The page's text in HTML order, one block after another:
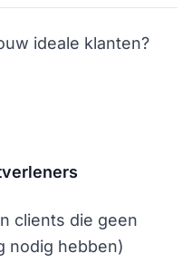
ideale klanten?
clients die geen
nodig hebben)